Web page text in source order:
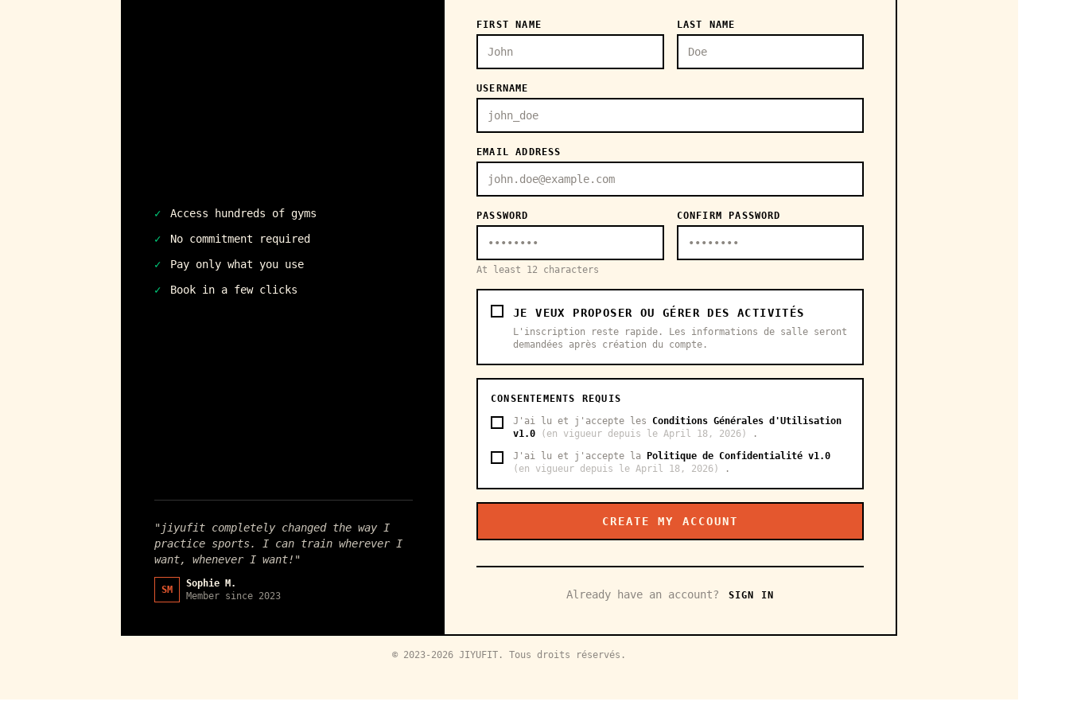
✓
Access hundreds of gyms
✓
No commitment required
✓
Pay only what you use
✓
Book in a few clicks
"jiyufit completely changed the way I
practice sports. I can train wherever I
want, whenever I want!"
SM
Sophie M.
Member since 2023
FIRST NAME LAST NAME
USERNAME
EMAIL ADDRESS
PASSWORD
At least 12 characters
CONFIRM PASSWORD
JE VEUX PROPOSER OU GÉRER DES ACTIVITÉS
L'inscription reste rapide. Les informations de salle seront
demandées après création du compte.
CONSENTEMENTS REQUIS
J'ai lu et j'accepte les Conditions Générales d'Utilisation
v1.0
(en vigueur depuis le April 18, 2026)
.
J'ai lu et j'accepte la
Politique de Confidentialité v1.0
(en vigueur depuis le April 18, 2026)
.
CREATE MY ACCOUNT
Already have an account? SIGN IN
© 2023-2026 JIYUFIT. Tous droits réservés.